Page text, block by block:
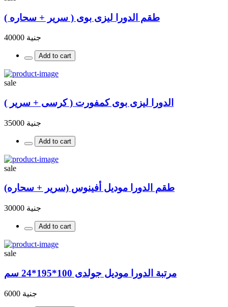
طقم الدورا ليزى بوى ( سرير + سحاره )
جنية 40000
Add to cart
sale
الدورا ليزى بوى كمفورت ( كرسى + سرير )
جنية 35000
Add to cart
sale
طقم الدورا موديل أفينوس (سرير + سحاره)
جنية 30000
Add to cart
sale
مرتبة الدورا موديل جولدى 100*195*24 سم
جنية 6000